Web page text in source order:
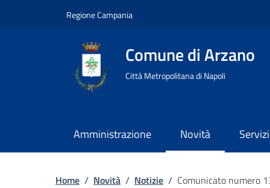
Regione Campania
Comune di Arzano
Città Metropolitana di Napoli
Amministrazione Novità Servizi
Home / Novità / Notizie / Comunicato numero